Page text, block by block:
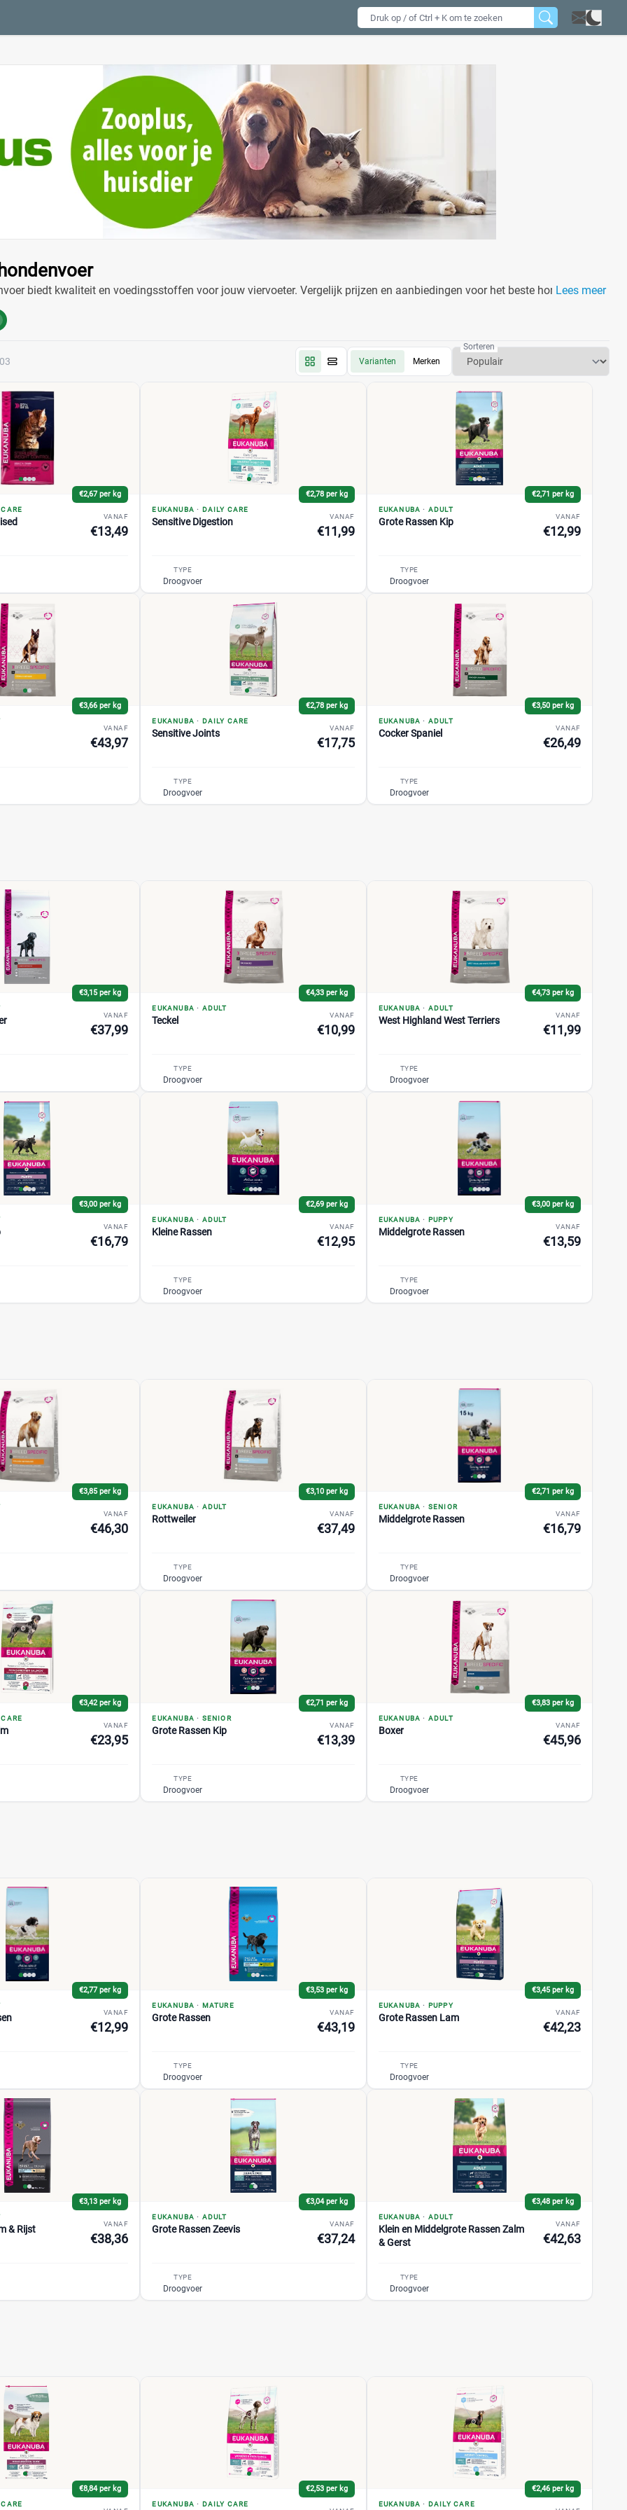
biedt kwaliteit en voedingsstoffen voor jouw viervoeter. Vergelijk prijzen en aanbiedingen voor het beste hondenvoer!
Lees meer
Varianten Merken
Sorteren
€2,67 per kg
VANAF
€13,49
€2,78 per kg
EUKANUBA · DAILY CARE
Sensitive Digestion VANAF
€11,99
TYPE
Droogvoer
€2,71 per kg
EUKANUBA · ADULT
Grote Rassen Kip VANAF
€12,99
TYPE
Droogvoer
€3,66 per kg
VANAF
€43,97
€2,78 per kg
EUKANUBA · DAILY CARE
Sensitive Joints VANAF
€17,75
TYPE
Droogvoer
€3,50 per kg
EUKANUBA · ADULT
Cocker Spaniel VANAF
€26,49
TYPE
Droogvoer
€3,15 per kg
VANAF
€37,99
€4,33 per kg
EUKANUBA · ADULT
Teckel VANAF
€10,99
TYPE
Droogvoer
€4,73 per kg
EUKANUBA · ADULT
West Highland West Terriers VANAF
€11,99
TYPE
Droogvoer
€3,00 per kg
VANAF
€16,79
€2,69 per kg
EUKANUBA · ADULT
Kleine Rassen VANAF
€12,95
TYPE
Droogvoer
€3,00 per kg
EUKANUBA · PUPPY
Middelgrote Rassen VANAF
€13,59
TYPE
Droogvoer
€3,85 per kg
VANAF
€46,30
€3,10 per kg
EUKANUBA · ADULT
Rottweiler VANAF
€37,49
TYPE
Droogvoer
€2,71 per kg
EUKANUBA · SENIOR
Middelgrote Rassen VANAF
€16,79
TYPE
Droogvoer
€3,42 per kg
VANAF
€23,95
€2,71 per kg
EUKANUBA · SENIOR
Grote Rassen Kip VANAF
€13,39
TYPE
Droogvoer
€3,83 per kg
EUKANUBA · ADULT
Boxer VANAF
€45,96
TYPE
Droogvoer
€2,77 per kg
VANAF
€12,99
€3,53 per kg
EUKANUBA · MATURE
Grote Rassen VANAF
€43,19
TYPE
Droogvoer
€3,45 per kg
EUKANUBA · PUPPY
Grote Rassen Lam VANAF
€42,23
TYPE
Droogvoer
€3,13 per kg
& Rijst VANAF
€38,36
€3,04 per kg
EUKANUBA · ADULT
Grote Rassen Zeevis VANAF
€37,24
TYPE
Droogvoer
€3,48 per kg
EUKANUBA · ADULT
Klein en Middelgrote Rassen Zalm
& Gerst
VANAF
€42,63
TYPE
Droogvoer
€8,84 per kg €2,53 per kg
EUKANUBA · DAILY CARE
€2,46 per kg
EUKANUBA · DAILY CARE